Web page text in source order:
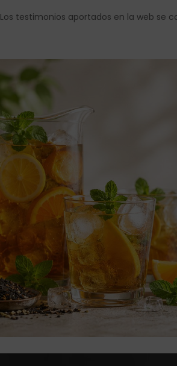
Los testimonios aportados en la web se